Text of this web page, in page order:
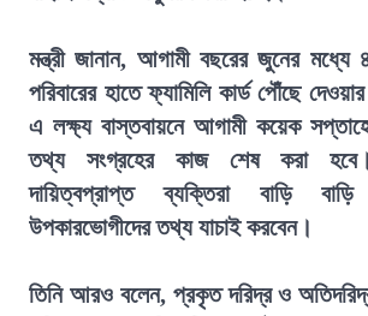
মন্ত্রী জানান, আগামী বছরের জুনের
পরিবারের হাতে ফ্যামিলি কার্ড পৌঁছে
এ লক্ষ্য বাস্তবায়নে আগামী কয়েক
তথ্য সংগ্রহের কাজ শেষ করা
দায়িত্বপ্রাপ্ত ব্যক্তিরা বাড়ি
উপকারভোগীদের তথ্য যাচাই করবেন।
তিনি আরও বলেন, প্রকৃত দরিদ্র ও